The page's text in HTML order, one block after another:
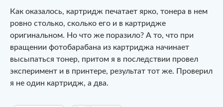
Как оказалось, картридж печатает ярко, тонера в нем
ровно столько, сколько его и в картридже
оригинальном. Но что же поразило? А то, что при
вращении фотобарабана из картриджа начинает
высыпаться тонер, притом я в последствии провел
эксперимент и в принтере, результат тот же. Проверил
я не один картридж, а два.